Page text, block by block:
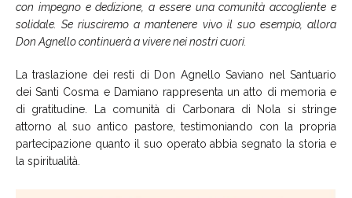
con impegno e dedizione, a essere una comunità accogliente e
solidale. Se riusciremo a mantenere vivo il suo esempio, allora
Don Agnello continuerà a vivere nei nostri cuori.
La traslazione dei resti di Don Agnello Saviano nel Santuario
dei Santi Cosma e Damiano rappresenta un atto di memoria e
di gratitudine. La comunità di Carbonara di Nola si stringe
attorno al suo antico pastore, testimoniando con la propria
partecipazione quanto il suo operato abbia segnato la storia e
la spiritualità.